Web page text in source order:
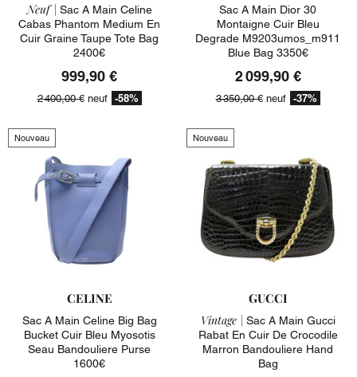
Neuf | Sac A Main Celine
Cabas Phantom Medium En
Cuir Graine Taupe Tote Bag
2400€
999,90 €
2 400,00 €neuf -58%
Sac A Main Dior 30
Montaigne Cuir Bleu
Degrade M9203umos_m911
Blue Bag 3350€
2 099,90 €
3 350,00 €neuf -37%
Nouveau
CELINE
Sac A Main Celine Big Bag
Bucket Cuir Bleu Myosotis
Seau Bandouliere Purse
1600€
Nouveau
GUCCI
Vintage | Sac A Main Gucci
Rabat En Cuir De Crocodile
Marron Bandouliere Hand
Bag